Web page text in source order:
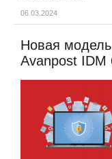
06.03.2024
Новая
Avanpost IDM